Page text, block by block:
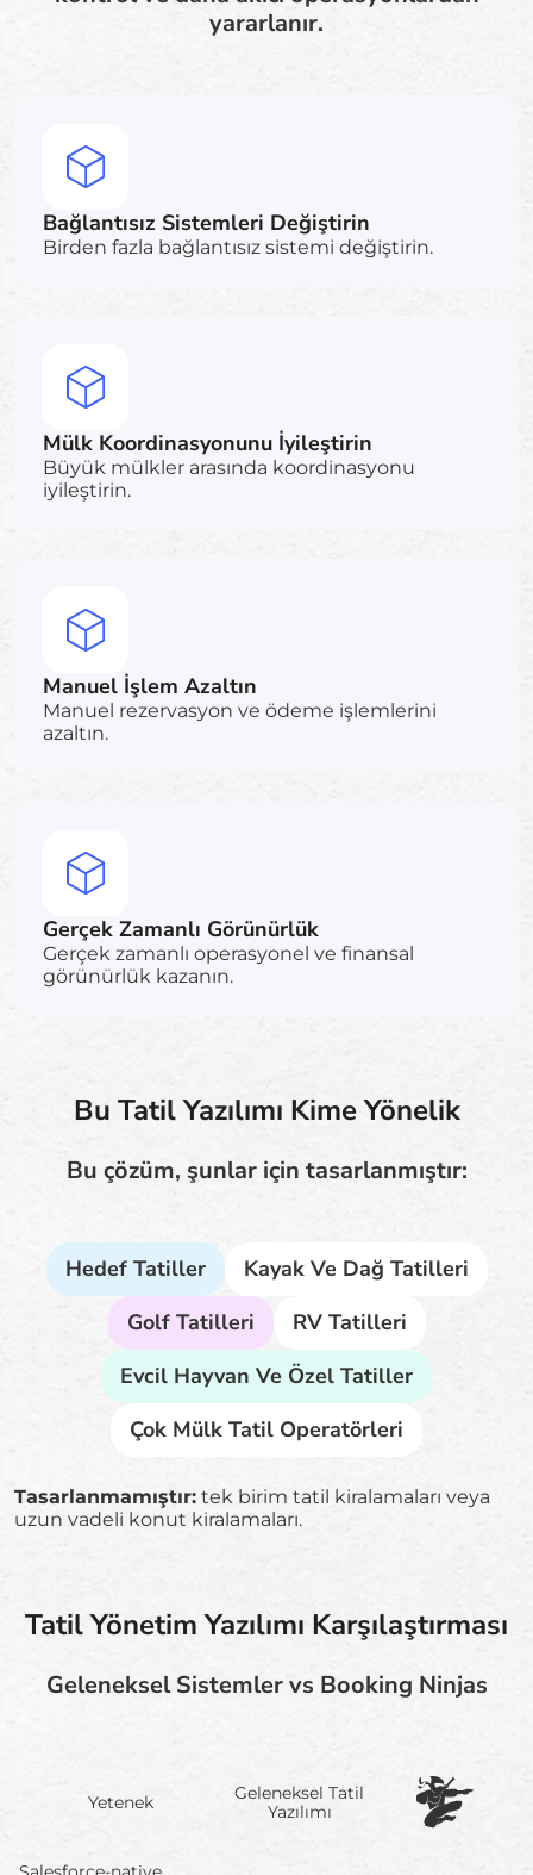
yararlanır.
Bağlantısız Sistemleri Değiştirin
Birden fazla bağlantısız sistemi değiştirin.
Mülk Koordinasyonunu İyileştirin
Büyük mülkler arasında koordinasyonu
iyileştirin.
Manuel İşlem Azaltın
Manuel rezervasyon ve ödeme işlemlerini
azaltın.
Gerçek Zamanlı Görünürlük
Gerçek zamanlı operasyonel ve finansal
görünürlük kazanın.
Bu Tatil Yazılımı Kime Yönelik
Bu çözüm, şunlar için tasarlanmıştır:
Hedef Tatiller
Kayak Ve Dağ Tatilleri
Golf Tatilleri
RV Tatilleri
Evcil Hayvan Ve Özel Tatiller
Çok Mülk Tatil Operatörleri
Tasarlanmamıştır: tek birim tatil kiralamaları veya
uzun vadeli konut kiralamaları.
Tatil Yönetim Yazılımı Karşılaştırması
Geleneksel Sistemler vs Booking Ninjas
Yetenek
Geleneksel Tatil
Yazılımı